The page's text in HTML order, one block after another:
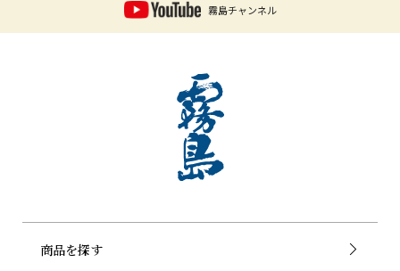
霧島チャンネル
商品を探す